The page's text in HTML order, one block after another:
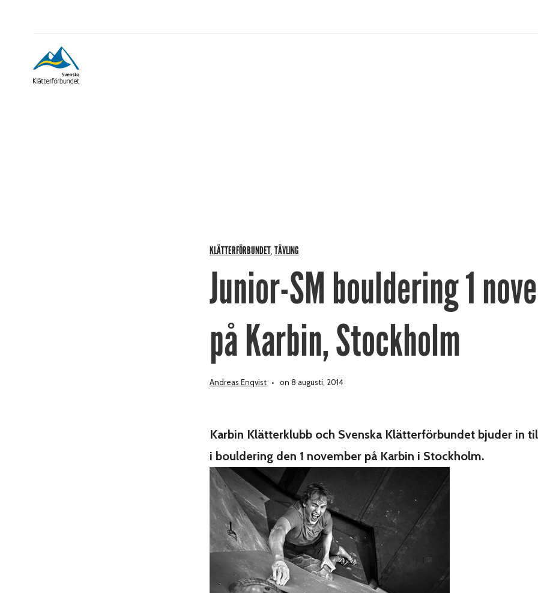
KLÄTTERFÖRBUNDET, TÄVLING
Junior-SM bouldering 1
på Karbin, Stockholm
Andreas Enqvist on 8 augusti, 2014
Karbin Klätterklubb och Svenska Klätterförbundet bjuder in
i bouldering den 1 november på Karbin i Stockholm.